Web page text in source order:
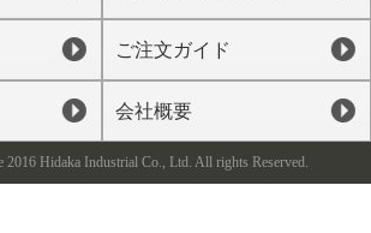
ご注文ガイド
会社概要
Hidaka Industrial Co., Ltd. All rights Reserved.